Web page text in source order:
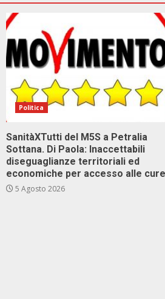
Politica
SanitàXTutti del M5S a Petralia
Sottana. Di Paola: Inaccettabili
diseguaglianze territoriali ed
economiche per accesso alle cure
5 Agosto 2026